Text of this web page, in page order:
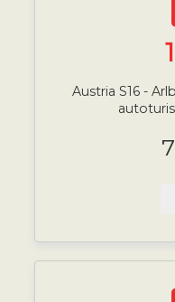
1
Austria S16 -